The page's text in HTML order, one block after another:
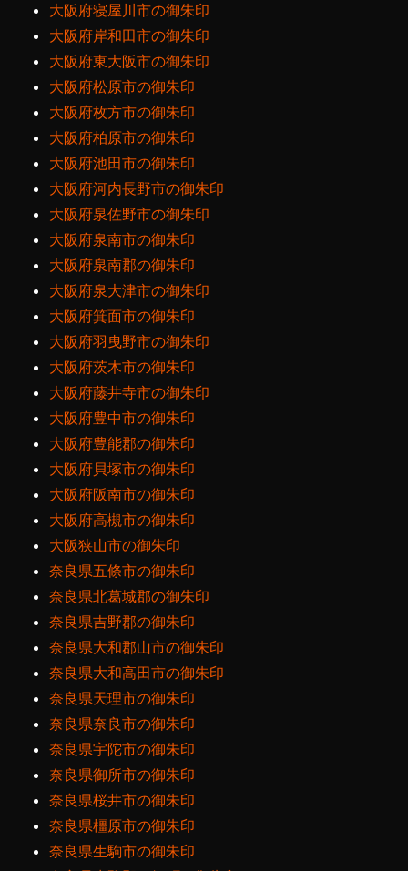
大阪府寝屋川市の御朱印
大阪府岸和田市の御朱印
大阪府東大阪市の御朱印
大阪府松原市の御朱印
大阪府枚方市の御朱印
大阪府柏原市の御朱印
大阪府池田市の御朱印
大阪府河内長野市の御朱印
大阪府泉佐野市の御朱印
大阪府泉南市の御朱印
大阪府泉南郡の御朱印
大阪府泉大津市の御朱印
大阪府箕面市の御朱印
大阪府羽曳野市の御朱印
大阪府茨木市の御朱印
大阪府藤井寺市の御朱印
大阪府豊中市の御朱印
大阪府豊能郡の御朱印
大阪府貝塚市の御朱印
大阪府阪南市の御朱印
大阪府高槻市の御朱印
大阪狭山市の御朱印
奈良県五條市の御朱印
奈良県北葛城郡の御朱印
奈良県吉野郡の御朱印
奈良県大和郡山市の御朱印
奈良県大和高田市の御朱印
奈良県天理市の御朱印
奈良県奈良市の御朱印
奈良県宇陀市の御朱印
奈良県御所市の御朱印
奈良県桜井市の御朱印
奈良県橿原市の御朱印
奈良県生駒市の御朱印